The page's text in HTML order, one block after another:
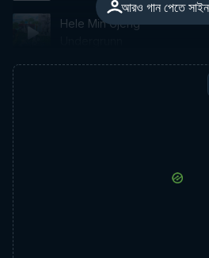
আরও গান পেতে
Hele Min Gjeng